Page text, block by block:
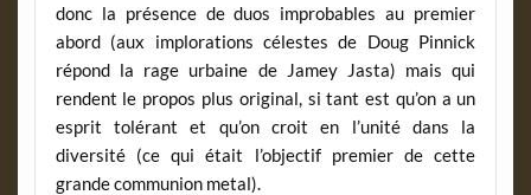
donc la présence de duos improbables au premier
abord (aux implorations célestes de Doug Pinnick
répond la rage urbaine de Jamey Jasta) mais qui
rendent le propos plus original, si tant est qu’on a un
esprit tolérant et qu’on croit en l’unité dans la
diversité (ce qui était l’objectif premier de cette
grande communion metal).